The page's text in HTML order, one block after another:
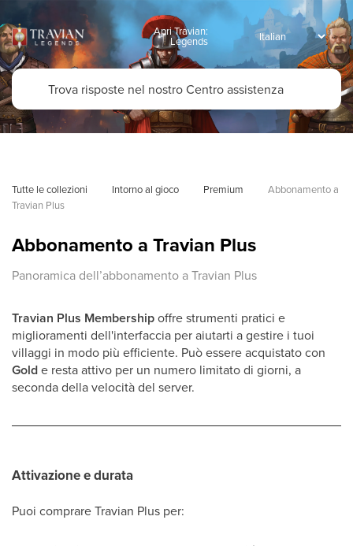
Apri Travian:
Legends
Tutte le collezioni Intorno al gioco Premium
Abbonamento a
Travian Plus
Abbonamento a Travian Plus
Panoramica dell’abbonamento a Travian Plus
Travian Plus Membershipoffre strumenti pratici e
miglioramenti dell'interfaccia per aiutarti a gestire i tuoi
villaggi in modo più efficiente. Può essere acquistato con
Golde resta attivo per un numero limitato di giorni, a
seconda della velocità del server.
Attivazione e durata
Puoi comprare Travian Plus per: